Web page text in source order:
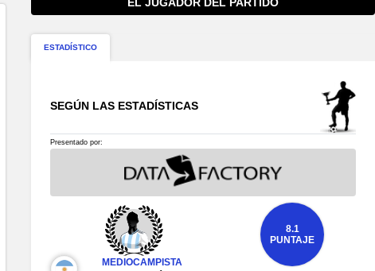
ESTADÍSTICO
SEGÚN LAS ESTADÍSTICAS
Presentado por:
MEDIOCAMPISTA
8.1
PUNTAJE